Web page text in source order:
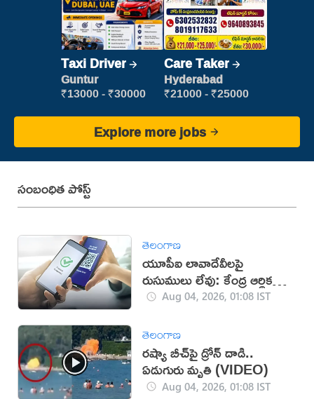
Taxi Driver
Guntur
₹13000 - ₹30000
Care Taker
Hyderabad
₹21000 - ₹25000
Explore more jobs
సంబంధిత పోస్ట్
తెలంగాణ
యూపీఐ లావాదేవీలపై
రుసుములు లేవు: కేంద్ర ఆర్థిక
శాఖAug 04, 2026, 01:08 IST
తెలంగాణ
రష్యా బీచ్‌పై డ్రోన్ దాడి..
ఏడుగురు మృతి (VIDEO)
Aug 04, 2026, 01:08 IST